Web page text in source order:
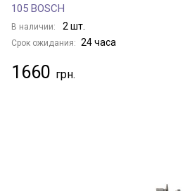
105 BOSCH
В наличии: 2 шт.
Срок ожидания: 24 часа
1660